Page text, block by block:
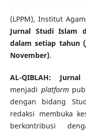
(LPPM), Institut
Jurnal Studi Islam
dalam setiap tahun
November).
AL-QIBLAH:
menjadi platform
dengan bidang
redaksi membuka
berkontribusi